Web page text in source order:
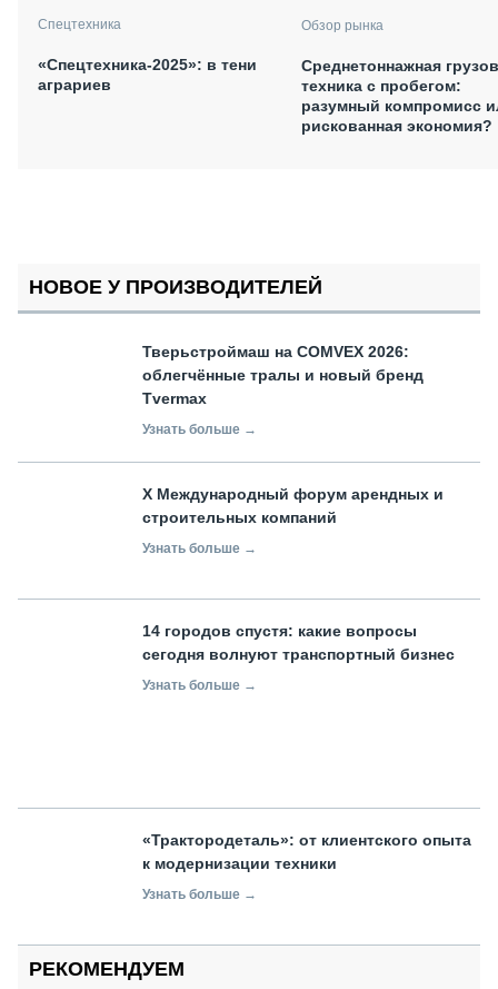
Спецтехника
«Спецтехника-2025»: в тени
аграриев
Обзор рынка
Среднетоннажная
техника с пробегом:
разумный компромисс
рискованная экономия?
НОВОЕ У ПРОИЗВОДИТЕЛЕЙ
Тверьстроймаш на COMVEX 2026:
облегчённые тралы и новый бренд
Tvermax
Узнать больше →
X Международный форум арендных и
строительных компаний
Узнать больше →
14 городов спустя: какие вопросы
сегодня волнуют транспортный бизнес
Узнать больше →
«Трактородеталь»: от клиентского опыта
к модернизации техники
Узнать больше →
РЕКОМЕНДУЕМ